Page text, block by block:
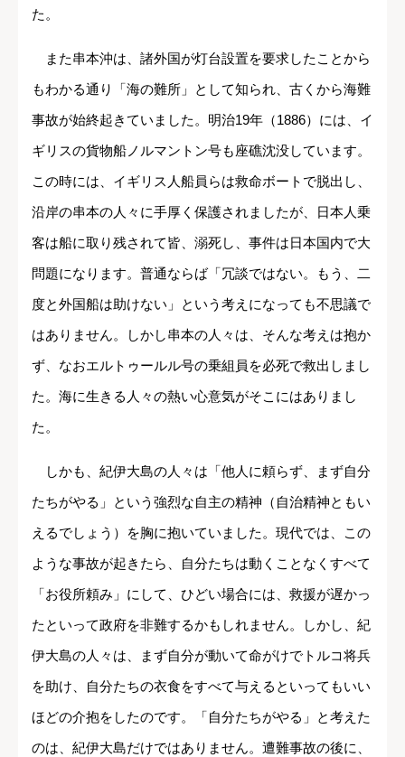
た。
また串本沖は、諸外国が灯台設置を要求したことから
もわかる通り「海の難所」として知られ、古くから海難
事故が始終起きていました。明治19年（1886）には、イ
ギリスの貨物船ノルマントン号も座礁沈没しています。
この時には、イギリス人船員らは救命ボートで脱出し、
沿岸の串本の人々に手厚く保護されましたが、日本人乗
客は船に取り残されて皆、溺死し、事件は日本国内で大
問題になります。普通ならば「冗談ではない。もう、二
度と外国船は助けない」という考えになっても不思議で
はありません。しかし串本の人々は、そんな考えは抱か
ず、なおエルトゥールル号の乗組員を必死で救出しまし
た。海に生きる人々の熱い心意気がそこにはありまし
た。
しかも、紀伊大島の人々は「他人に頼らず、まず自分
たちがやる」という強烈な自主の精神（自治精神ともい
えるでしょう）を胸に抱いていました。現代では、この
ような事故が起きたら、自分たちは動くことなくすべて
「お役所頼み」にして、ひどい場合には、救援が遅かっ
たといって政府を非難するかもしれません。しかし、紀
伊大島の人々は、まず自分が動いて命がけでトルコ将兵
を助け、自分たちの衣食をすべて与えるといってもいい
ほどの介抱をしたのです。「自分たちがやる」と考えた
のは、紀伊大島だけではありません。遭難事故の後に、